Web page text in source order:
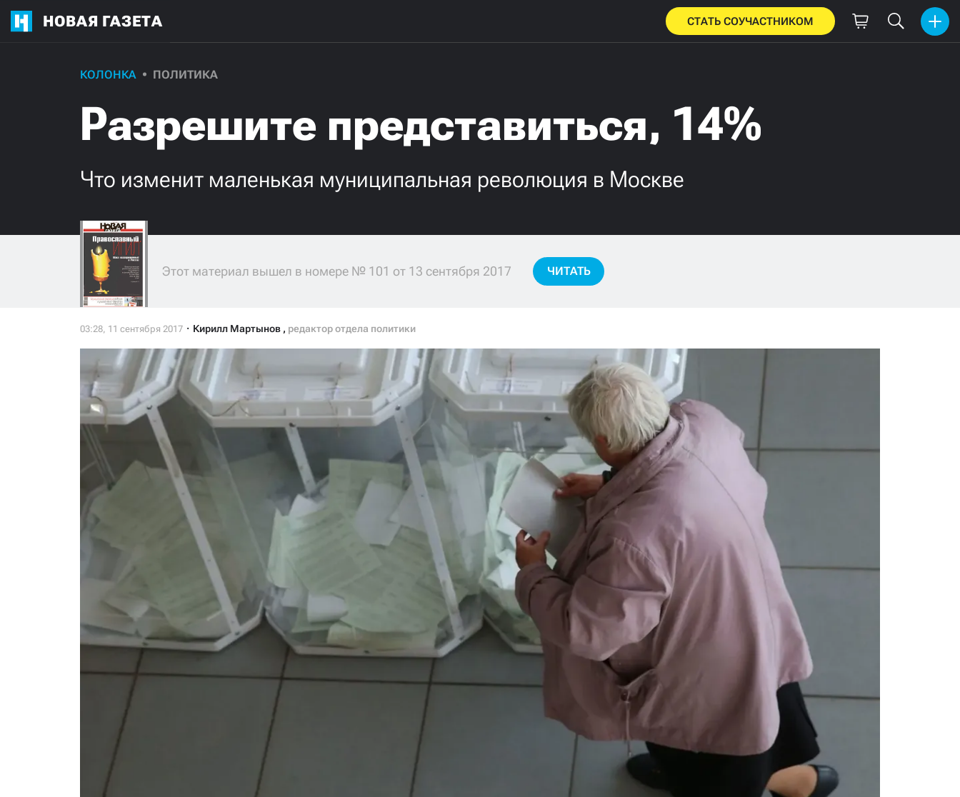
НОВАЯ ГАЗЕТА СТАТЬ СОУЧАСТНИКОМ
КОЛОНКА ПОЛИТИКА
Разрешите представиться, 14%
Что изменит маленькая муниципальная революция в Москве
Этот материал вышел в номере № 101 от 13 сентября 2017 ЧИТАТЬ
Кирилл Мартынов , редактор отдела политики